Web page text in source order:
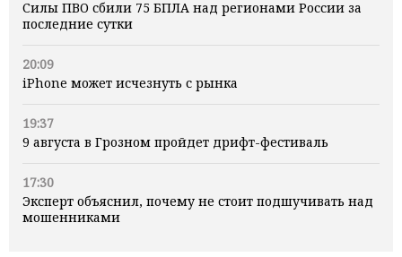
Силы ПВО сбили 75 БПЛА над регионами России за
последние сутки
20:09
iPhone может исчезнуть с рынка
19:37
9 августа в Грозном пройдет дрифт-фестиваль
17:30
Эксперт объяснил, почему не стоит подшучивать над
мошенниками